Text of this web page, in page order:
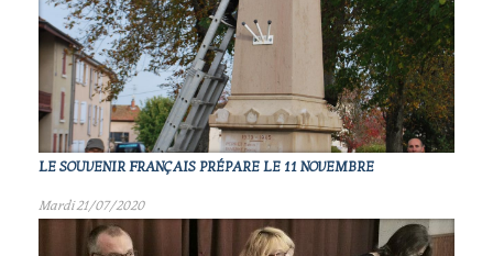
LE SOUVENIR FRANÇAIS PRÉPARE LE 11 NOVEMBRE
Mardi 21/07/2020